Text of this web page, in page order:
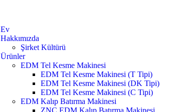
Ev
Hakkımızda
Şirket Kültürü
Ürünler
EDM Tel Kesme Makinesi
EDM Tel Kesme Makinesi (T Tipi)
EDM Tel Kesme Makinesi (DK Tipi)
EDM Tel Kesme Makinesi (C Tipi)
EDM Kalıp Batırma Makinesi
ZNC EDM Kalıp Batırma Makinesi